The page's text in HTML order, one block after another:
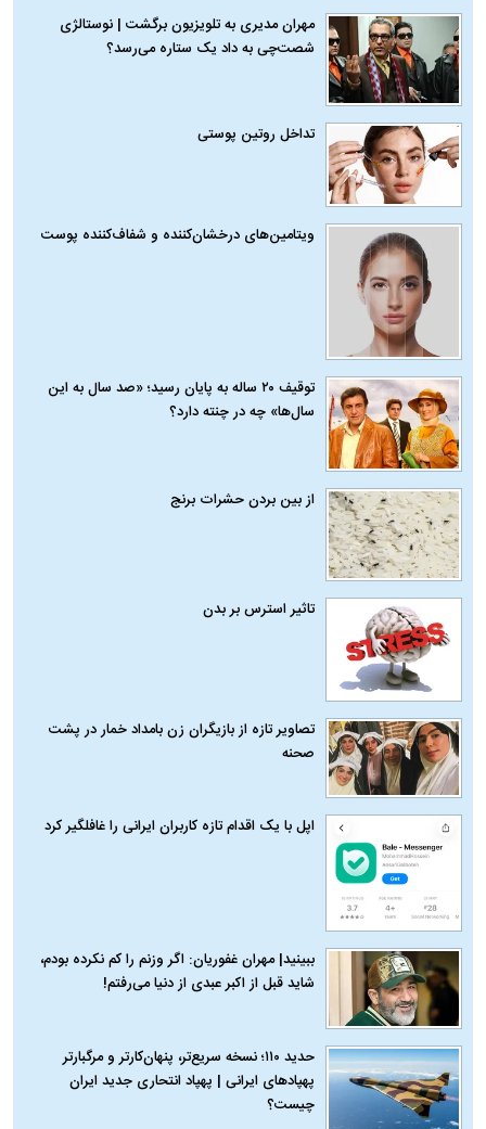
مهران مدیری به تلویزیون برگشت | نوستالژی
شصت‌چی به داد یک ستاره می‌رسد؟
تداخل روتین پوستی
ویتامین‌های درخشان‌کننده و شفاف‌کننده پوست
توقیف ۲۰ ساله به پایان رسید؛ «صد سال به این
سال‌ها» چه در چنته دارد؟
از بین بردن حشرات برنج
تاثیر استرس بر بدن
تصاویر تازه از بازیگران زن بامداد خمار در پشت
صحنه
اپل با یک اقدام تازه کاربران ایرانی را غافلگیر کرد
ببینید| مهران غفوریان: اگر وزنم را کم نکرده بودم،
شاید قبل از اکبر عبدی از دنیا می‌رفتم!
حدید ۱۱۰؛ نسخه سریع‌تر، پنهان‌کارتر و مرگبارتر
پهپادهای ایرانی | پهپاد انتحاری جدید ایران
چیست؟